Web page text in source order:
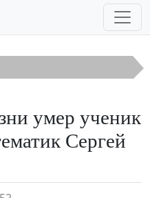
умер ученик
Сергей